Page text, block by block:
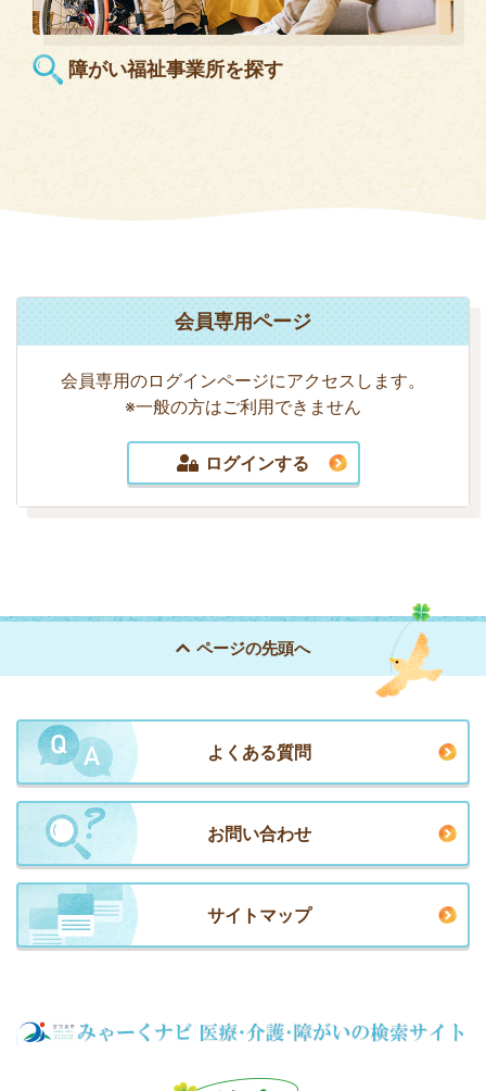
障がい福祉事業所を探す
会員専用ページ
会員専用のログインページにアクセスします。
※一般の方はご利用できません
ログインする
ページの先頭へ
よくある質問
お問い合わせ
サイトマップ